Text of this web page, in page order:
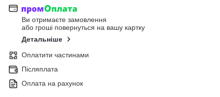
Ви отримаєте замовлення
або гроші повернуться на вашу картку
Детальніше
Оплатити частинами
Післяплата
Оплата на рахунок